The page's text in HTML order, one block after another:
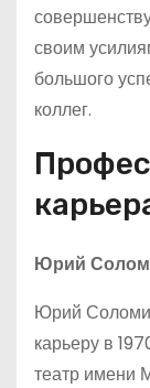
своим
большого
коллег.
Юрий
Юрий
карьеру в
театр имени